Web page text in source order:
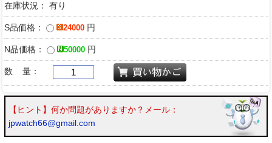
在庫状況： 有り
S品価格： 24000 円
N品価格： 50000 円
数 量：
【ヒント】何か問題がありますか？メール：
jpwatch66@gmail.com